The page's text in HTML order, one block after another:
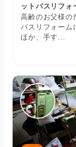
ットバスリフォ
高齢のお父様の
バスリフォーム
ほか、手す...